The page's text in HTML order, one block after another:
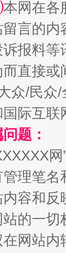
如何以
本网在各
言的内
报料
直接
众/民
际互
题：
理笔
内容和
的一
网站